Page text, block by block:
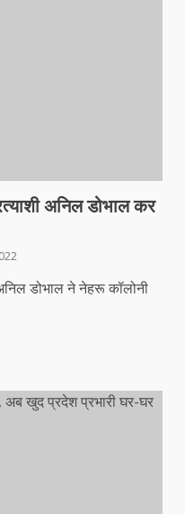
अनिल डोभाल कर
डोभाल ने नेहरू कॉलोनी